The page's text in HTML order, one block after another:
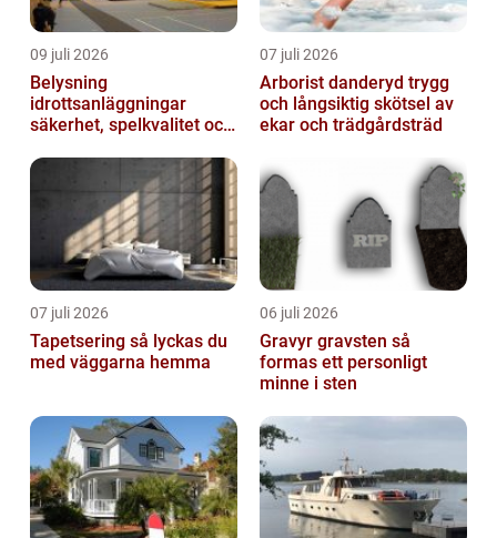
09 juli 2026
Belysning
idrottsanläggningar
säkerhet, spelkvalitet och
07 juli 2026
Arborist danderyd trygg
och långsiktig skötsel av
ekar och trädgårdsträd
07 juli 2026
Tapetsering så lyckas du
med väggarna hemma
06 juli 2026
Gravyr gravsten så
formas ett personligt
minne i sten